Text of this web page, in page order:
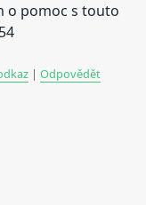
o pomoc s touto
|Odpovědět